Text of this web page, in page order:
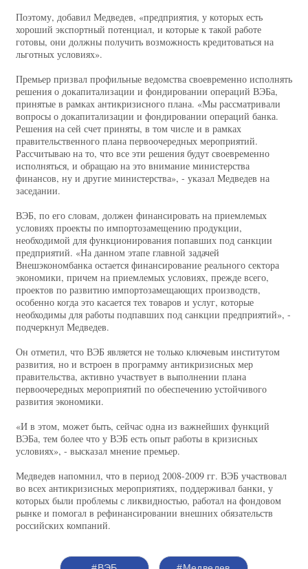
Поэтому, добавил Медведев, «предприятия, у которых есть
хороший экспортный потенциал, и которые к такой работе
готовы, они должны получить возможность кредитоваться на
льготных условиях».
Премьер призвал профильные ведомства своевременно исполнять
решения о докапитализации и фондировании операций ВЭБа,
принятые в рамках антикризисного плана. «Мы рассматривали
вопросы о докапитализации и фондировании операций банка.
Решения на сей счет приняты, в том числе и в рамках
правительственного плана первоочередных мероприятий.
Рассчитываю на то, что все эти решения будут своевременно
исполняться, и обращаю на это внимание министерства
финансов, ну и другие министерства», - указал Медведев на
заседании.
ВЭБ, по его словам, должен финансировать на приемлемых
условиях проекты по импортозамещению продукции,
необходимой для функционирования попавших под санкции
предприятий. «На данном этапе главной задачей
Внешэкономбанка остается финансирование реального сектора
экономики, причем на приемлемых условиях, прежде всего,
проектов по развитию импортозамещающих производств,
особенно когда это касается тех товаров и услуг, которые
необходимы для работы подпавших под санкции предприятий», -
подчеркнул Медведев.
Он отметил, что ВЭБ является не только ключевым институтом
развития, но и встроен в программу антикризисных мер
правительства, активно участвует в выполнении плана
первоочередных мероприятий по обеспечению устойчивого
развития экономики.
«И в этом, может быть, сейчас одна из важнейших функций
ВЭБа, тем более что у ВЭБ есть опыт работы в кризисных
условиях», - высказал мнение премьер.
Медведев напомнил, что в период 2008-2009 гг. ВЭБ участвовал
во всех антикризисных мероприятиях, поддерживал банки, у
которых были проблемы с ликвидностью, работал на фондовом
рынке и помогал в рефинансировании внешних обязательств
российских компаний.